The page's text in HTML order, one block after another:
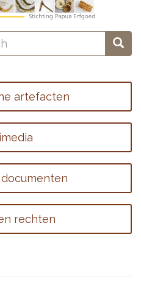
artefacten
rechten